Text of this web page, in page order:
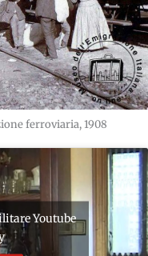
ferroviaria, 1908
Youtube